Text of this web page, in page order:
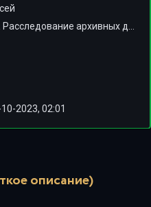
2023, 02:01
описание)